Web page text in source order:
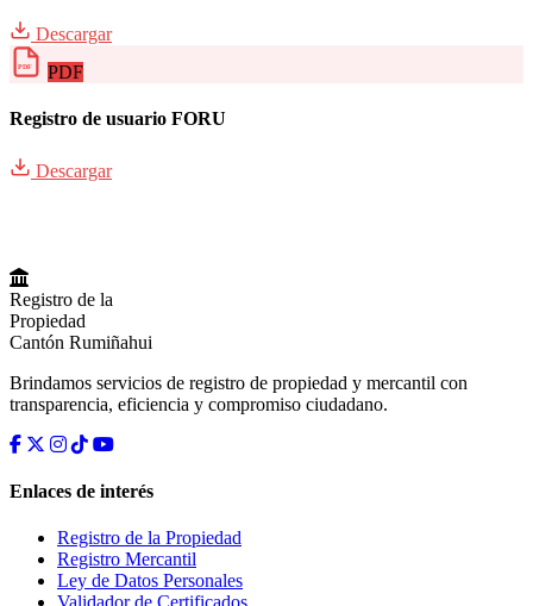
Descargar
PDF PDF
Registro de usuario FORU
Descargar
Registro de la
Propiedad
Cantón Rumiñahui
Brindamos servicios de registro de propiedad y mercantil con
transparencia, eficiencia y compromiso ciudadano.
Enlaces de interés
Registro de la Propiedad
Registro Mercantil
Ley de Datos Personales